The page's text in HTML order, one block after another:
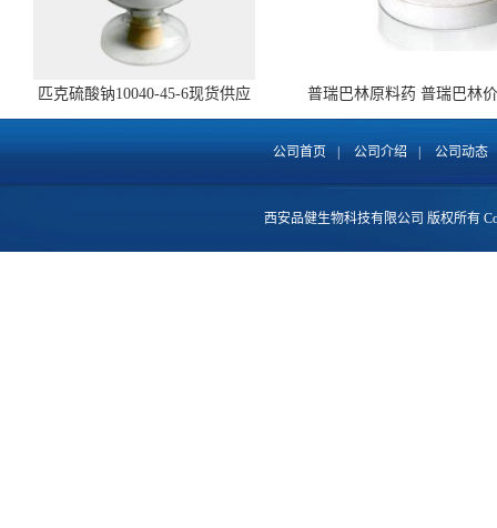
匹克硫酸钠10040-45-6现货供应
普瑞巴林原料药 普瑞巴林
148553-50-8 全国包邮
公司首页 公司介绍 公司动态
西安品健生物科技有限公司 版权所有